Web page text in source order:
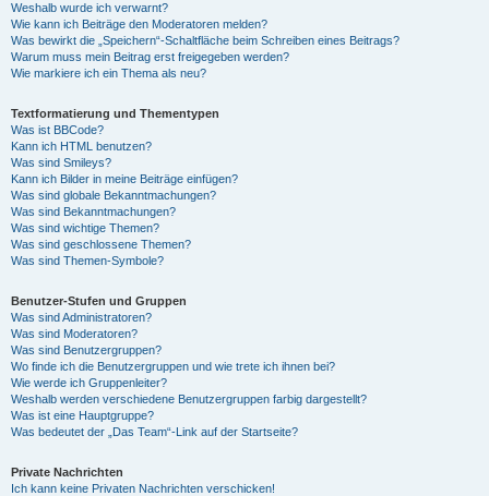
Weshalb wurde ich verwarnt?
Wie kann ich Beiträge den Moderatoren melden?
Was bewirkt die „Speichern“-Schaltfläche beim Schreiben eines Beitrags?
Warum muss mein Beitrag erst freigegeben werden?
Wie markiere ich ein Thema als neu?
Textformatierung und Thementypen
Was ist BBCode?
Kann ich HTML benutzen?
Was sind Smileys?
Kann ich Bilder in meine Beiträge einfügen?
Was sind globale Bekanntmachungen?
Was sind Bekanntmachungen?
Was sind wichtige Themen?
Was sind geschlossene Themen?
Was sind Themen-Symbole?
Benutzer-Stufen und Gruppen
Was sind Administratoren?
Was sind Moderatoren?
Was sind Benutzergruppen?
Wo finde ich die Benutzergruppen und wie trete ich ihnen bei?
Wie werde ich Gruppenleiter?
Weshalb werden verschiedene Benutzergruppen farbig dargestellt?
Was ist eine Hauptgruppe?
Was bedeutet der „Das Team“-Link auf der Startseite?
Private Nachrichten
Ich kann keine Privaten Nachrichten verschicken!